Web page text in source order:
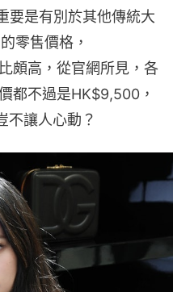
要是有別於其他傳統大
零售價格，
頗高，從官網所見，各
都不過是HK$9,500，
讓人心動？